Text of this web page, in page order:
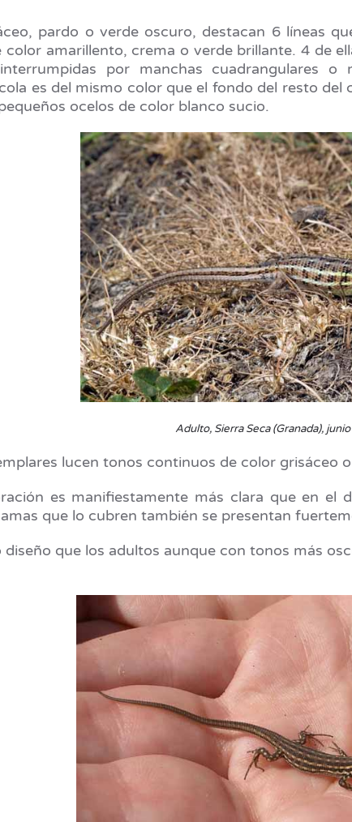
pardo o verde oscuro, destacan 6 líneas
amarillento, crema o verde brillante. 4 de
por manchas cuadrangulares o
es del mismo color que el fondo del resto del
ocelos de color blanco sucio.
Adulto, Sierra Seca (Granada),
lucen tonos continuos de color grisáceo
es manifiestamente más clara que en el
que lo cubren también se presentan
diseño que los adultos aunque con tonos más